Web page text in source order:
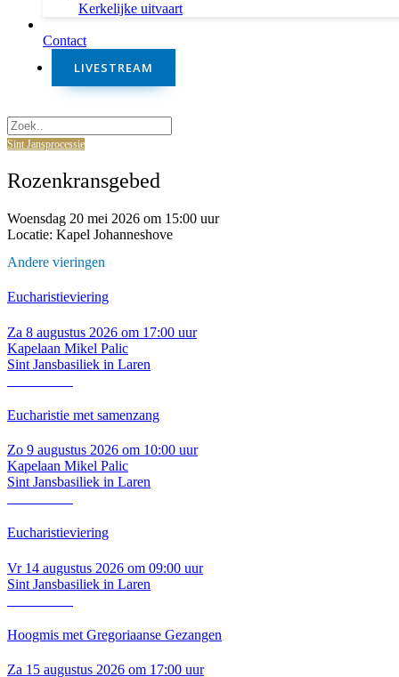
Kerkelijke uitvaart
Contact
LIVESTREAM
Sint Jansprocessie
Rozenkransgebed
Woensdag 20 mei 2026 om 15:00 uur
Locatie: Kapel Johanneshove
Andere vieringen
Eucharistieviering
Za 8 augustus 2026 om 17:00 uur
Kapelaan Mikel Palic
Sint Jansbasiliek in Laren
Eucharistie met samenzang
Zo 9 augustus 2026 om 10:00 uur
Kapelaan Mikel Palic
Sint Jansbasiliek in Laren
Eucharistieviering
Vr 14 augustus 2026 om 09:00 uur
Sint Jansbasiliek in Laren
Hoogmis met Gregoriaanse Gezangen
Za 15 augustus 2026 om 17:00 uur